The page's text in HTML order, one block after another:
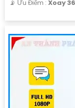
️📡 Ưu Điểm : Xoay